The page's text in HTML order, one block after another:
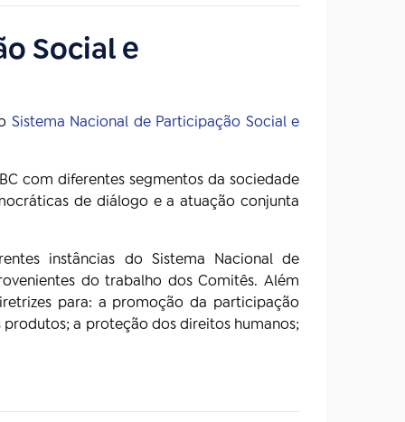
Social e
Sistema Nacional de Participação Social e
com diferentes segmentos da sociedade
de diálogo e a atuação conjunta
instâncias do Sistema Nacional de
do trabalho dos Comitês. Além
para: a promoção da participação
a proteção dos direitos humanos;